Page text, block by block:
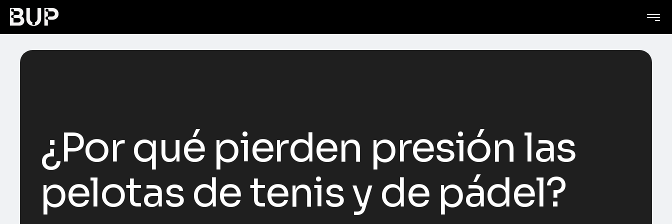
¿Por qué pierden presión las
pelotas de tenis y de pádel?